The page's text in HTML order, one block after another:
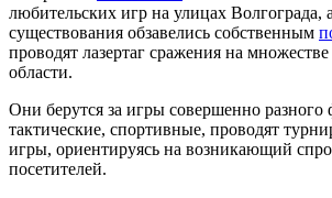
любительских игр на улицах Волгограда,
существования обзавелись собственным
проводят лазертаг сражения на
области.
Они берутся за игры совершенно разного
тактические, спортивные, проводят
игры, ориентируясь на возникающий
посетителей.